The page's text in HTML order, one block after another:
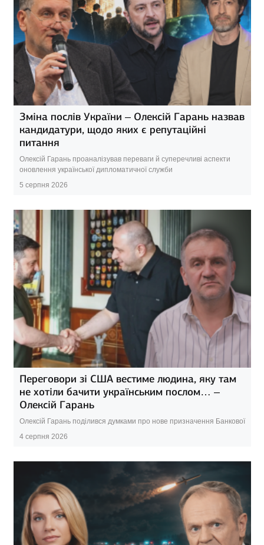
Зміна послів України – Олексій Гарань назвав
кандидатури, щодо яких є репутаційні
питання
Олексій Гарань проаналізував переваги й суперечливі аспекти
оновлення української дипломатичної служби
5 серпня 2026
Переговори зі США вестиме людина, яку там
не хотіли бачити українським послом… –
Олексій Гарань
Олексій Гарань поділився думками про нове призначення Банкової
4 серпня 2026